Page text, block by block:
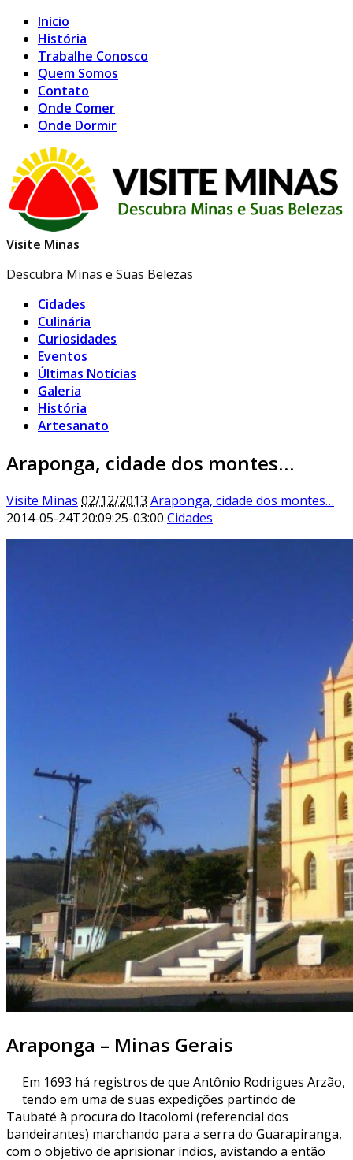
Início
História
Trabalhe Conosco
Quem Somos
Contato
Onde Comer
Onde Dormir
Visite Minas
Descubra Minas e Suas Belezas
Cidades
Culinária
Curiosidades
Eventos
Últimas Notícias
Galeria
História
Artesanato
Araponga, cidade dos montes…
Visite Minas 02/12/2013 Araponga, cidade dos montes…
2014-05-24T20:09:25-03:00 Cidades
Araponga – Minas Gerais
Em 1693 há registros de que Antônio Rodrigues Arzão,
tendo em uma de suas expedições partindo de
Taubaté à procura do Itacolomi (referencial dos
bandeirantes) marchando para a serra do Guarapiranga,
com o objetivo de aprisionar índios, avistando a então